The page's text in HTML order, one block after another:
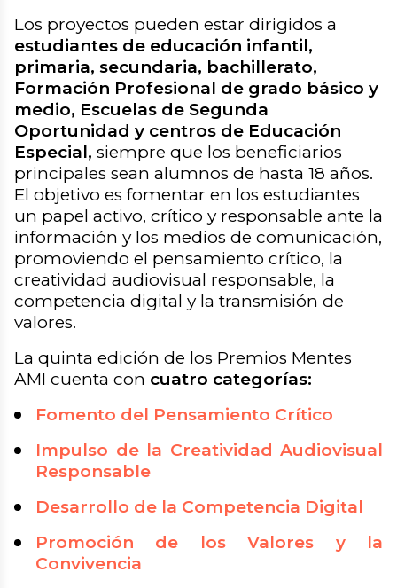
Los proyectos pueden estar dirigidos a
estudiantes de educación infantil,
primaria, secundaria, bachillerato,
Formación Profesional de grado básico y
medio, Escuelas de Segunda
Oportunidad y centros de Educación
Especial, siempre que los beneficiarios
principales sean alumnos de hasta 18 años.
El objetivo es fomentar en los estudiantes
un papel activo, crítico y responsable ante la
información y los medios de comunicación,
promoviendo el pensamiento crítico, la
creatividad audiovisual responsable, la
competencia digital y la transmisión de
valores.
La quinta edición de los Premios Mentes
AMI cuenta con cuatro categorías:
Fomento del Pensamiento Crítico
Impulso de la Creatividad Audiovisual
Responsable
Desarrollo de la Competencia Digital
Promoción de los Valores y la
Convivencia